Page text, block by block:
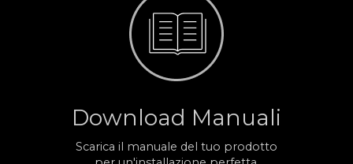
Download Manuali
Scarica il manuale del tuo prodotto